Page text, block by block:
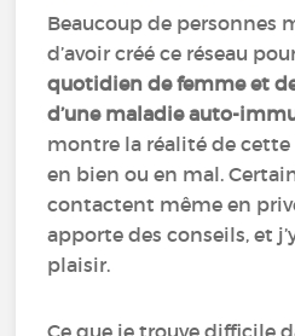
Beaucoup de personnes
d’avoir créé ce réseau
quotidien de femme et
d’une maladie auto-
montre la réalité de cette
en bien ou en mal.
contactent même en
apporte des conseils, et
plaisir.
Ce que je trouve difficile